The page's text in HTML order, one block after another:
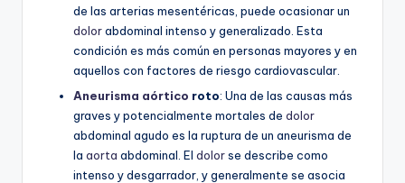
de las arterias mesentéricas, puede ocasionar un
dolorabdominal intenso y generalizado. Esta
condición es más común en personas mayores y en
aquellos con factores de riesgo cardiovascular.
Aneurisma aórtico roto: Una de las causas más
graves y potencialmente mortales de dolor
abdominal agudo es la ruptura de un aneurisma de
la aorta abdominal. El dolorse describe como
intenso y desgarrador, y generalmente se asocia